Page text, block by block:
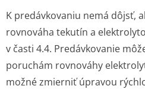
K predávkovaniu nemá dôjsť,
rovnováha tekutín a
v časti 4.4. Predávkovanie
poruchám rovnováhy
možné zmierniť úpravou